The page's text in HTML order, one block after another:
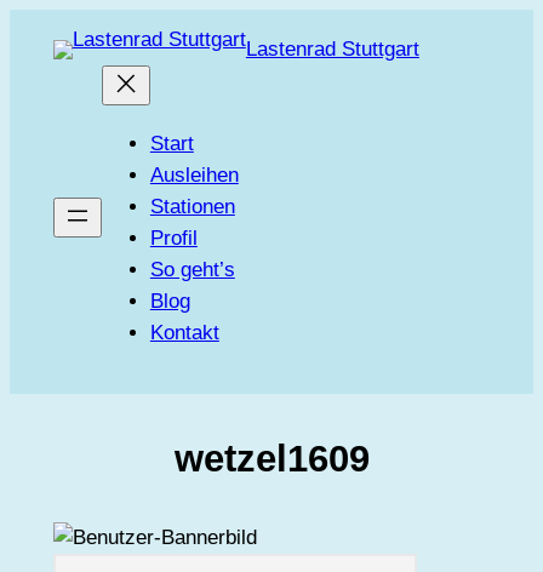
Inhalt
Lastenrad Stuttgart
Start
Ausleihen
Stationen
Profil
So geht’s
Blog
Kontakt
wetzel1609